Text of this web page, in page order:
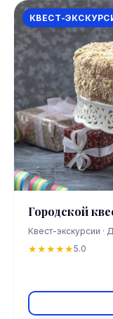
КВЕСТ-
Городской
Квест-экскурсии ·
★★★★★5.0